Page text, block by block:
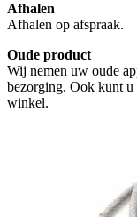
Afhalen
Afhalen op afspraak.
Oude product
Wij nemen uw oude
bezorging. Ook kunt
winkel.